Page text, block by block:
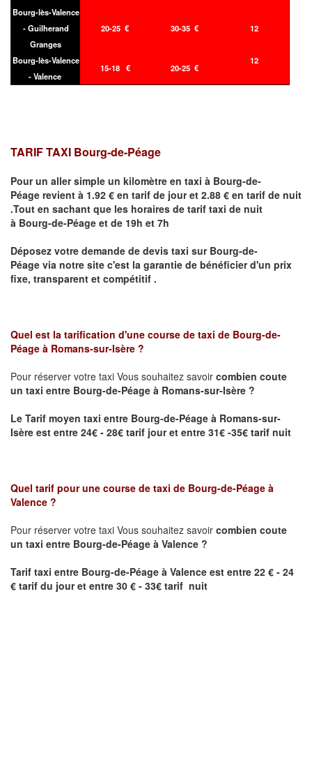
Bourg-lès-Valence
- Guilherand
Granges
20-25 € 30-35 € 12
Bourg-lès-Valence
- Valence
15-18 € 20-25 €
12
TARIF TAXI Bourg-de-Péage
Pour un aller simple un kilomètre en taxi à Bourg-de-
Péage revient à 1.92 € en tarif de jour et 2.88 € en tarif de nuit
.Tout en sachant que les horaires de tarif taxi de nuit
à Bourg-de-Péage et de 19h et 7h
Déposez votre demande de devis taxi sur Bourg-de-
Péage via notre site c'est la garantie de bénéficier d'un prix
fixe, transparent et compétitif .
Quel est la tarification d'une course de taxi de Bourg-de-
Péage à Romans-sur-Isère ?
Pour réserver votre taxi Vous souhaitez savoir combien coute
un taxi entre Bourg-de-Péage à Romans-sur-Isère ?
Le Tarif moyen taxi entre Bourg-de-Péage à Romans-sur-
Isère est entre 24€ - 28€ tarif jour et entre 31€ -35€ tarif nuit
Quel tarif pour une course de taxi de Bourg-de-Péage à
Valence ?
Pour réserver votre taxi Vous souhaitez savoir combien coute
un taxi entre Bourg-de-Péage à Valence ?
Tarif taxi entre Bourg-de-Péage à Valence est entre 22 € - 24
€ tarif du jour et entre 30 € - 33€ tarif nuit